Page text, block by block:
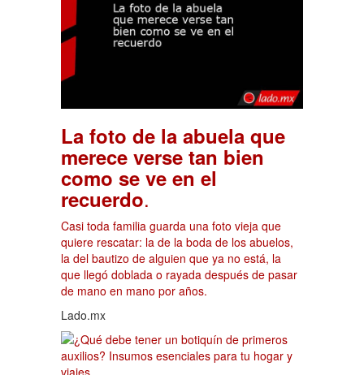
La foto de la abuela que
merece verse tan bien
como se ve en el
recuerdo.
Casi toda familia guarda una foto vieja que
quiere rescatar: la de la boda de los abuelos,
la del bautizo de alguien que ya no está, la
que llegó doblada o rayada después de pasar
de mano en mano por años.
Lado.mx